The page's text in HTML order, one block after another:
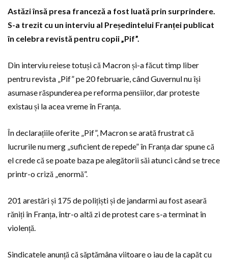
Astăzi însă presa franceză a fost luată prin surprindere.
S-a trezit cu un interviu al Președintelui Franței publicat
în celebra revistă pentru copii „Pif”.
Din interviu reiese totuși că Macron și-a făcut timp liber
pentru revista „Pif” pe 20 februarie, când Guvernul nu își
asumase răspunderea pe reforma pensiilor, dar proteste
existau și la acea vreme în Franța.
În declarațiile oferite „Pif”, Macron se arată frustrat că
lucrurile nu merg „suficient de repede” în Franța dar spune că
el crede că se poate baza pe alegătorii săi atunci când se trece
printr-o criză „enormă”.
201 arestări și 175 de polițiști și de jandarmi au fost aseară
răniți în Franța, într-o altă zi de protest care s-a terminat în
violență.
Sindicatele anunță că săptămâna viitoare o iau de la capăt cu